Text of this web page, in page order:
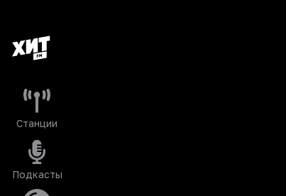
Станции
Подкасты